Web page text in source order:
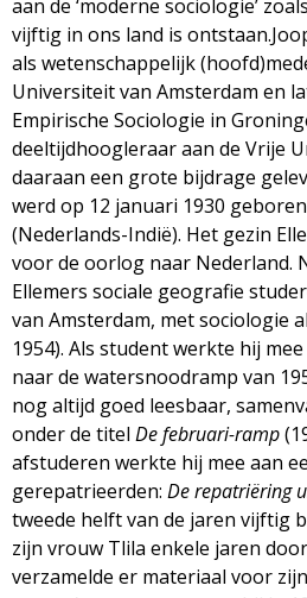
g
a
z
i
n
e
aan de ‘moderne sociologie’
vijftig in ons land is
als wetenschappelijk
Universiteit van Amsterdam en
Empirische Sociologie in
deeltijdhoogleraar aan de Vrije
daaraan een grote bijdrage
werd op 12 januari 1930
(Nederlands-Indië). Het gezin
voor de oorlog naar Nederland.
Ellemers sociale geografie
van Amsterdam, met sociologie
1954). Als student werkte hij
naar de watersnoodramp van
nog altijd goed leesbaar,
onder de titel De februari-ramp
afstuderen werkte hij mee aan
gerepatrieerden: De repatriëring
tweede helft van de jaren vijftig
zijn vrouw Tlila enkele jaren
verzamelde er materiaal voor